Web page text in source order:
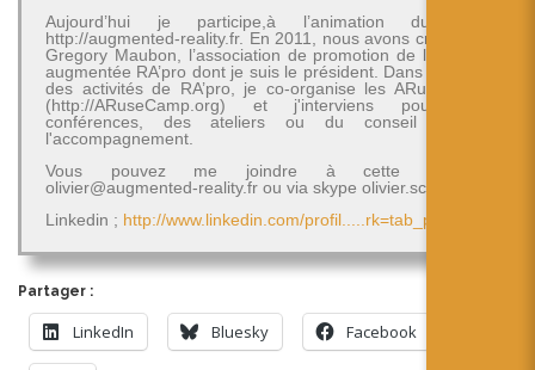
Aujourd’hui je participe,à l’animation du blog
http://augmented-reality.fr. En 2011, nous avons créé avec
Gregory Maubon, l’association de promotion de la réalité
augmentée RA’pro dont je suis le président. Dans le cadre
des activités de RA’pro, je co-organise les ARuseCamp
(http://ARuseCamp.org) et j'interviens pour des
conférences, des ateliers ou du conseil et de
l'accompagnement.
Vous pouvez me joindre à cette adresse
olivier@augmented-reality.fr ou via skype olivier.schimpf
Linkedin ; http://www.linkedin.com/profil.....rk=tab_pro
Partager :
LinkedIn Bluesky Facebook